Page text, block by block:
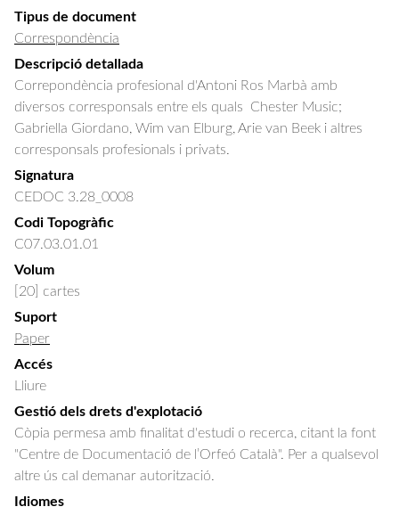
Tipus de document
Correspondència
Descripció detallada
Correpondència profesional d'Antoni Ros Marbà amb
diversos corresponsals entre els quals  Chester Music;
Gabriella Giordano, Wim van Elburg, Arie van Beek i altres
corresponsals profesionals i privats.
Signatura
CEDOC 3.28_0008
Codi Topogràfic
C07.03.01.01
Volum
[20] cartes
Suport
Paper
Accés
Lliure
Gestió dels drets d'explotació
Còpia permesa amb finalitat d'estudi o recerca, citant la font
"Centre de Documentació de l’Orfeó Català". Per a qualsevol
altre ús cal demanar autorització.
Idiomes